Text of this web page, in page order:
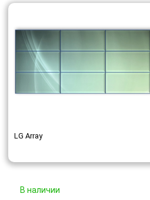
LG Array
В наличии